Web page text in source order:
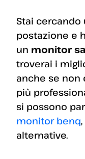
Stai
postazione e
un monitor
troverai i
anche se non
più
si possono
monitor benq
alternative.